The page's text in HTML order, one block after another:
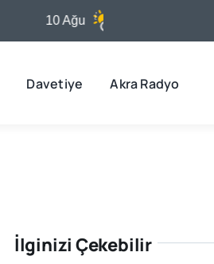
10 Ağu 31°C
Davetiye Akra Radyo
İlginizi Çekebilir